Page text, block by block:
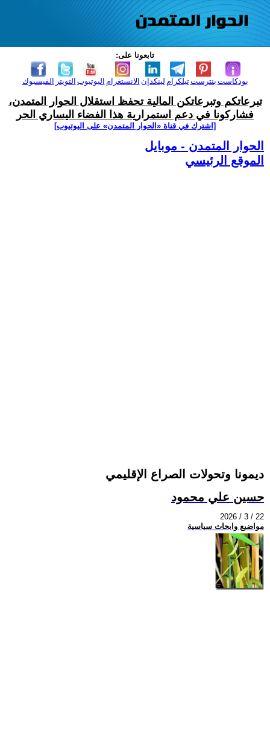
تابعونا على:
الفيسبوك التويتر اليوتيوب الانستغرام لينكدإن تيلكرامبنترست بودكاست
تبرعاتكم وتبرعاتكن المالية تحفظ استقلال الحوار المتمدن،
فشاركونا في دعم استمرارية هذا الفضاء اليساري الحر
[اشترك في قناة ‫«الحوار المتمدن» على اليوتيوب]
الحوار المتمدن - موبايل
الموقع الرئيسي
ديمونا وتحولات الصراع الإقليمي
حسين علي محمود
2026 / 3 / 22
مواضيع وابحاث سياسية